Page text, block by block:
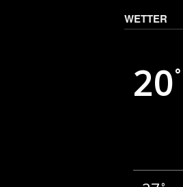
WETTER
20°